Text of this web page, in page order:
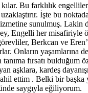
Bu farklılık engellilerin
İşte bu
sunulmuş. Lakin
Engelli her
Berkcan ve
Onların yaşamlarına
fırsatı bulduğum
aşklara, kardeş
ettim . Belki bir başka
saygıyla eğiliyorum.